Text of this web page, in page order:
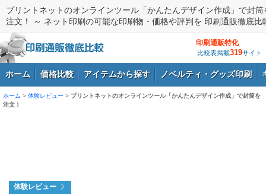
プリントネットのオンラインツール「かんたんデザイン作成」で封筒
注文！ ～ ネット印刷の可能な印刷物・価格や評判を 印刷通販徹底比
印刷通販特化
比較表掲載319サイト
ホーム 価格比較 アイテムから探す ノベルティ・グッズ印刷
ホーム > 体験レビュー > プリントネットのオンラインツール「かんたんデザイン作成」で封筒を
注文！
体験レビュー